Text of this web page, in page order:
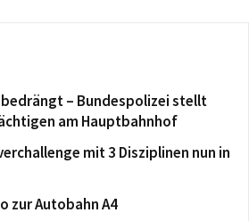
– Bundespolizei stellt
am Hauptbahnhof
mit 3 Disziplinen nun in
zur Autobahn A4